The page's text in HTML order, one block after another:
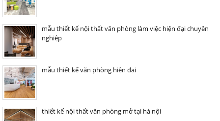
mẫu thiết kế nội thất văn phòng làm việc hiện đại chuyên
nghiệp
mẫu thiết kế văn phòng hiện đại
thiết kế nội thất văn phòng mở tại hà nội